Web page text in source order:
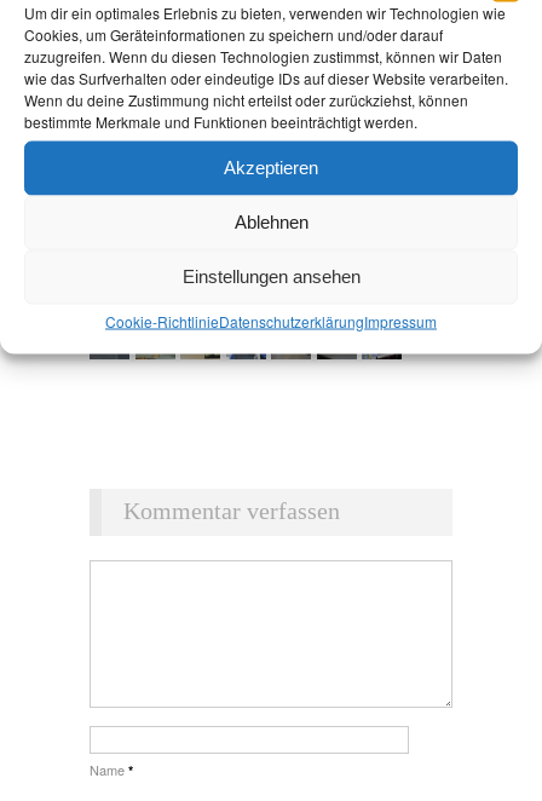
Um dir ein optimales Erlebnis zu bieten, verwenden wir Technologien wie
Cookies, um Geräteinformationen zu speichern und/oder darauf
zuzugreifen. Wenn du diesen Technologien zustimmst, können wir Daten
wie das Surfverhalten oder eindeutige IDs auf dieser Website verarbeiten.
Wenn du deine Zustimmung nicht erteilst oder zurückziehst, können
bestimmte Merkmale und Funktionen beeinträchtigt werden.
Akzeptieren
Ablehnen
Einstellungen ansehen
Cookie-RichtlinieDatenschutz­erklärungImpressum
Kommentar verfassen
Name *